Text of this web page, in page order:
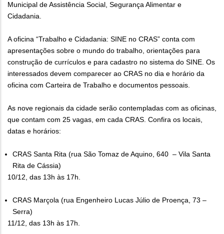
Municipal de Assistência Social, Segurança Alimentar e
Cidadania.
A oficina “Trabalho e Cidadania: SINE no CRAS” conta com
apresentações sobre o mundo do trabalho, orientações para
construção de currículos e para cadastro no sistema do SINE. Os
interessados devem comparecer ao CRAS no dia e horário da
oficina com Carteira de Trabalho e documentos pessoais.
As nove regionais da cidade serão contempladas com as oficinas,
que contam com 25 vagas, em cada CRAS. Confira os locais,
datas e horários:
CRAS Santa Rita (rua São Tomaz de Aquino, 640 – Vila Santa
Rita de Cássia)
10/12, das 13h às 17h.
CRAS Marçola (rua Engenheiro Lucas Júlio de Proença, 73 –
Serra)
11/12, das 13h às 17h.